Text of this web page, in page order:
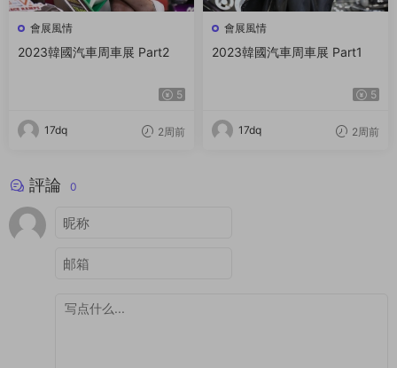
會展風情
2023韓國汽車周車展 Part2
5
17dq 2周前
會展風情
2023韓國汽車周車展 Part1
5
17dq 2周前
評論 0